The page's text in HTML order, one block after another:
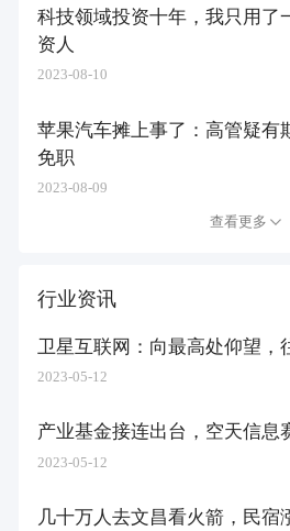
科技领域投资十年，我只用了
资人
2023-08-10
苹果汽车摊上事了：高管疑有
免职
2023-08-09
查看更多
行业资讯
卫星互联网：向最高处仰望，
2023-05-12
产业基金接连出台，空天信息
2023-05-12
几十万人去文昌看火箭，民宿